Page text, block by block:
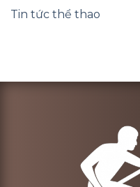
Tin tức thể thao